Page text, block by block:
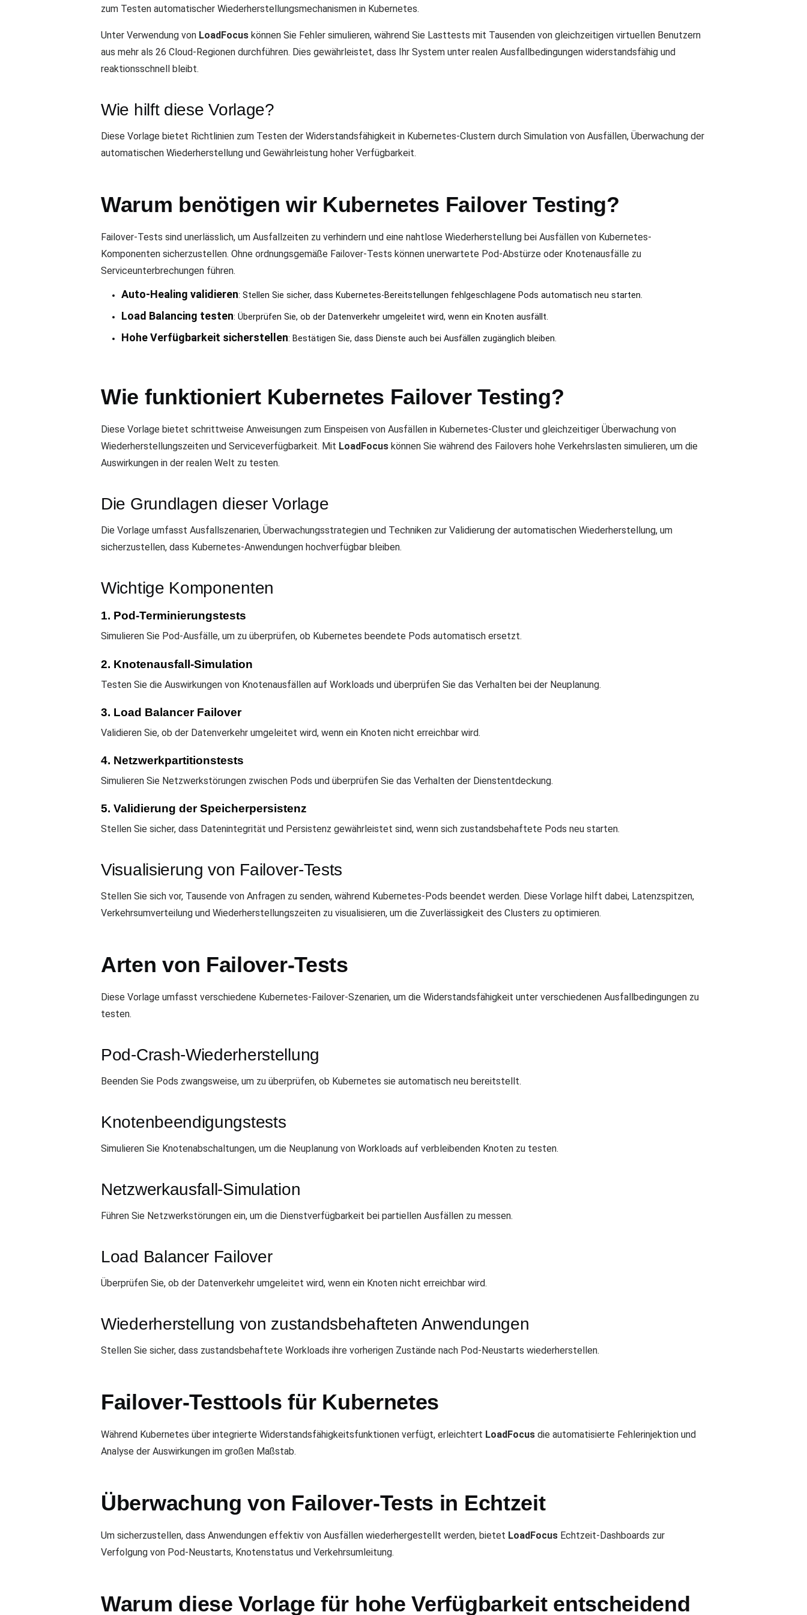
zum Testen automatischer Wiederherstellungsmechanismen in Kubernetes.
Unter Verwendung von LoadFocus können Sie Fehler simulieren, während Sie Lasttests mit Tausenden von gleichzeitigen virtuellen Benutzern
aus mehr als 26 Cloud-Regionen durchführen. Dies gewährleistet, dass Ihr System unter realen Ausfallbedingungen widerstandsfähig und
reaktionsschnell bleibt.
Wie hilft diese Vorlage?
Diese Vorlage bietet Richtlinien zum Testen der Widerstandsfähigkeit in Kubernetes-Clustern durch Simulation von Ausfällen, Überwachung der
automatischen Wiederherstellung und Gewährleistung hoher Verfügbarkeit.
Warum benötigen wir Kubernetes Failover Testing?
Failover-Tests sind unerlässlich, um Ausfallzeiten zu verhindern und eine nahtlose Wiederherstellung bei Ausfällen von Kubernetes-
Komponenten sicherzustellen. Ohne ordnungsgemäße Failover-Tests können unerwartete Pod-Abstürze oder Knotenausfälle zu
Serviceunterbrechungen führen.
Auto-Healing validieren: Stellen Sie sicher, dass Kubernetes-Bereitstellungen fehlgeschlagene Pods automatisch neu starten.
Load Balancing testen: Überprüfen Sie, ob der Datenverkehr umgeleitet wird, wenn ein Knoten ausfällt.
Hohe Verfügbarkeit sicherstellen: Bestätigen Sie, dass Dienste auch bei Ausfällen zugänglich bleiben.
Wie funktioniert Kubernetes Failover Testing?
Diese Vorlage bietet schrittweise Anweisungen zum Einspeisen von Ausfällen in Kubernetes-Cluster und gleichzeitiger Überwachung von
Wiederherstellungszeiten und Serviceverfügbarkeit. Mit LoadFocus können Sie während des Failovers hohe Verkehrslasten simulieren, um die
Auswirkungen in der realen Welt zu testen.
Die Grundlagen dieser Vorlage
Die Vorlage umfasst Ausfallszenarien, Überwachungsstrategien und Techniken zur Validierung der automatischen Wiederherstellung, um
sicherzustellen, dass Kubernetes-Anwendungen hochverfügbar bleiben.
Wichtige Komponenten
1. Pod-Terminierungstests
Simulieren Sie Pod-Ausfälle, um zu überprüfen, ob Kubernetes beendete Pods automatisch ersetzt.
2. Knotenausfall-Simulation
Testen Sie die Auswirkungen von Knotenausfällen auf Workloads und überprüfen Sie das Verhalten bei der Neuplanung.
3. Load Balancer Failover
Validieren Sie, ob der Datenverkehr umgeleitet wird, wenn ein Knoten nicht erreichbar wird.
4. Netzwerkpartitionstests
Simulieren Sie Netzwerkstörungen zwischen Pods und überprüfen Sie das Verhalten der Dienstentdeckung.
5. Validierung der Speicherpersistenz
Stellen Sie sicher, dass Datenintegrität und Persistenz gewährleistet sind, wenn sich zustandsbehaftete Pods neu starten.
Visualisierung von Failover-Tests
Stellen Sie sich vor, Tausende von Anfragen zu senden, während Kubernetes-Pods beendet werden. Diese Vorlage hilft dabei, Latenzspitzen,
Verkehrsumverteilung und Wiederherstellungszeiten zu visualisieren, um die Zuverlässigkeit des Clusters zu optimieren.
Arten von Failover-Tests
Diese Vorlage umfasst verschiedene Kubernetes-Failover-Szenarien, um die Widerstandsfähigkeit unter verschiedenen Ausfallbedingungen zu
testen.
Pod-Crash-Wiederherstellung
Beenden Sie Pods zwangsweise, um zu überprüfen, ob Kubernetes sie automatisch neu bereitstellt.
Knotenbeendigungstests
Simulieren Sie Knotenabschaltungen, um die Neuplanung von Workloads auf verbleibenden Knoten zu testen.
Netzwerkausfall-Simulation
Führen Sie Netzwerkstörungen ein, um die Dienstverfügbarkeit bei partiellen Ausfällen zu messen.
Load Balancer Failover
Überprüfen Sie, ob der Datenverkehr umgeleitet wird, wenn ein Knoten nicht erreichbar wird.
Wiederherstellung von zustandsbehafteten Anwendungen
Stellen Sie sicher, dass zustandsbehaftete Workloads ihre vorherigen Zustände nach Pod-Neustarts wiederherstellen.
Failover-Testtools für Kubernetes
Während Kubernetes über integrierte Widerstandsfähigkeitsfunktionen verfügt, erleichtert LoadFocus die automatisierte Fehlerinjektion und
Analyse der Auswirkungen im großen Maßstab.
Überwachung von Failover-Tests in Echtzeit
Um sicherzustellen, dass Anwendungen effektiv von Ausfällen wiederhergestellt werden, bietet LoadFocus Echtzeit-Dashboards zur
Verfolgung von Pod-Neustarts, Knotenstatus und Verkehrsumleitung.
Warum diese Vorlage für hohe Verfügbarkeit entscheidend